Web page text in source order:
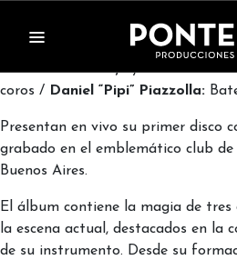
Maza
Daniel Maza:Bajo y voz/ Hernán
coros / Daniel “Pipi” Piazzolla:
Presentan en vivo su primer disco
grabado en el emblemático club
Buenos Aires.
El álbum contiene la magia de tres
la escena actual, destacados en la
de su instrumento. Desde su